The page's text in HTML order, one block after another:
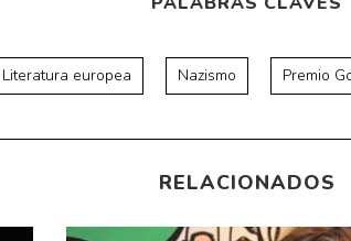
Literatura europea Nazismo Premio
RELACIONADOS